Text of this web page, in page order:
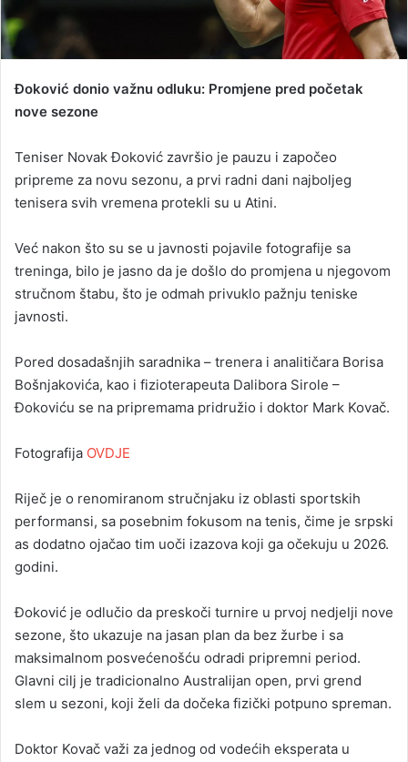
Đoković donio važnu odluku: Promjene pred početak
nove sezone
Teniser Novak Đoković završio je pauzu i započeo
pripreme za novu sezonu, a prvi radni dani najboljeg
tenisera svih vremena protekli su u Atini.
Već nakon što su se u javnosti pojavile fotografije sa
treninga, bilo je jasno da je došlo do promjena u njegovom
stručnom štabu, što je odmah privuklo pažnju teniske
javnosti.
Pored dosadašnjih saradnika – trenera i analitičara Borisa
Bošnjakovića, kao i fizioterapeuta Dalibora Sirole –
Đokoviću se na pripremama pridružio i doktor Mark Kovač.
Fotografija OVDJE
Riječ je o renomiranom stručnjaku iz oblasti sportskih
performansi, sa posebnim fokusom na tenis, čime je srpski
as dodatno ojačao tim uoči izazova koji ga očekuju u 2026.
godini.
Đoković je odlučio da preskoči turnire u prvoj nedjelji nove
sezone, što ukazuje na jasan plan da bez žurbe i sa
maksimalnom posvećenošću odradi pripremni period.
Glavni cilj je tradicionalno Australijan open, prvi grend
slem u sezoni, koji želi da dočeka fizički potpuno spreman.
Doktor Kovač važi za jednog od vodećih eksperata u